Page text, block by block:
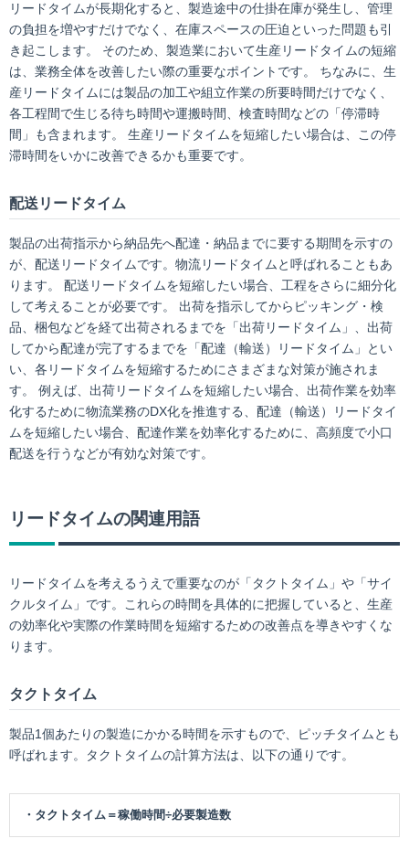
リードタイムが長期化すると、製造途中の仕掛在庫が発生し、管理
の負担を増やすだけでなく、在庫スペースの圧迫といった問題も引
き起こします。 そのため、製造業において生産リードタイムの短縮
は、業務全体を改善したい際の重要なポイントです。 ちなみに、生
産リードタイムには製品の加工や組立作業の所要時間だけでなく、
各工程間で生じる待ち時間や運搬時間、検査時間などの「停滞時
間」も含まれます。 生産リードタイムを短縮したい場合は、この停
滞時間をいかに改善できるかも重要です。
配送リードタイム
製品の出荷指示から納品先へ配達・納品までに要する期間を示すの
が、配送リードタイムです。物流リードタイムと呼ばれることもあ
ります。 配送リードタイムを短縮したい場合、工程をさらに細分化
して考えることが必要です。 出荷を指示してからピッキング・検
品、梱包などを経て出荷されるまでを「出荷リードタイム」、出荷
してから配達が完了するまでを「配達（輸送）リードタイム」とい
い、各リードタイムを短縮するためにさまざまな対策が施されま
す。 例えば、出荷リードタイムを短縮したい場合、出荷作業を効率
化するために物流業務のDX化を推進する、配達（輸送）リードタイ
ムを短縮したい場合、配達作業を効率化するために、高頻度で小口
配送を行うなどが有効な対策です。
リードタイムの関連用語
リードタイムを考えるうえで重要なのが「タクトタイム」や「サイ
クルタイム」です。これらの時間を具体的に把握していると、生産
の効率化や実際の作業時間を短縮するための改善点を導きやすくな
ります。
タクトタイム
製品1個あたりの製造にかかる時間を示すもので、ピッチタイムとも
呼ばれます。タクトタイムの計算方法は、以下の通りです。
・タクトタイム＝稼働時間÷必要製造数